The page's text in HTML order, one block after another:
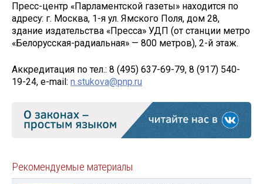
Пресс-центр «Парламентской газеты» находится по
адресу: г. Москва, 1-я ул. Ямского Поля, дом 28,
здание издательства «Пресса» УДП (от станции метро
«Белорусская-радиальная» — 800 метров), 2-й этаж.
Аккредитация по тел.: 8 (495) 637-69-79, 8 (917) 540-
19-24, e-mail: n.stukova@pnp.ru
Рекомендуемые материалы